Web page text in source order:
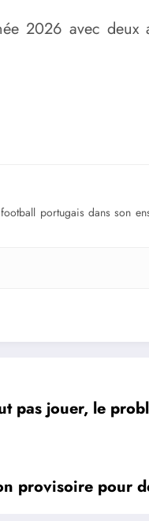
2026 avec deux
portugais dans son
pas jouer, le
provisoire pour